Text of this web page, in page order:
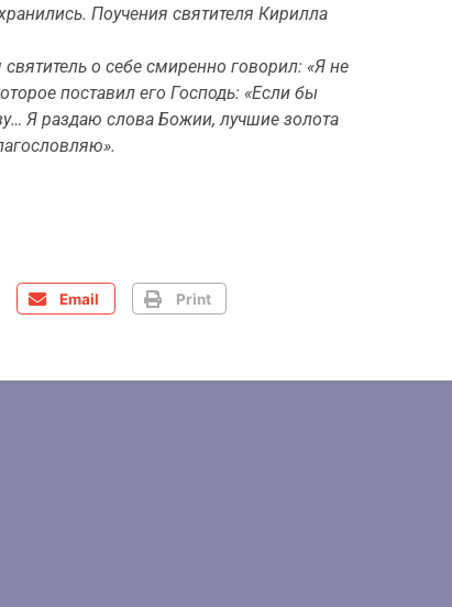
Поучения святителя Кирилла
о себе смиренно говорил: «Я не
поставил его Господь: «Если бы
Я раздаю слова Божии, лучшие золота
Email Print